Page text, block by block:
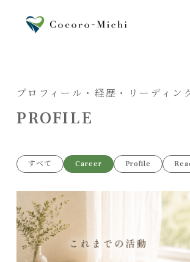
プロフィール・経歴・リーディン
PROFILE
すべて Career Profile